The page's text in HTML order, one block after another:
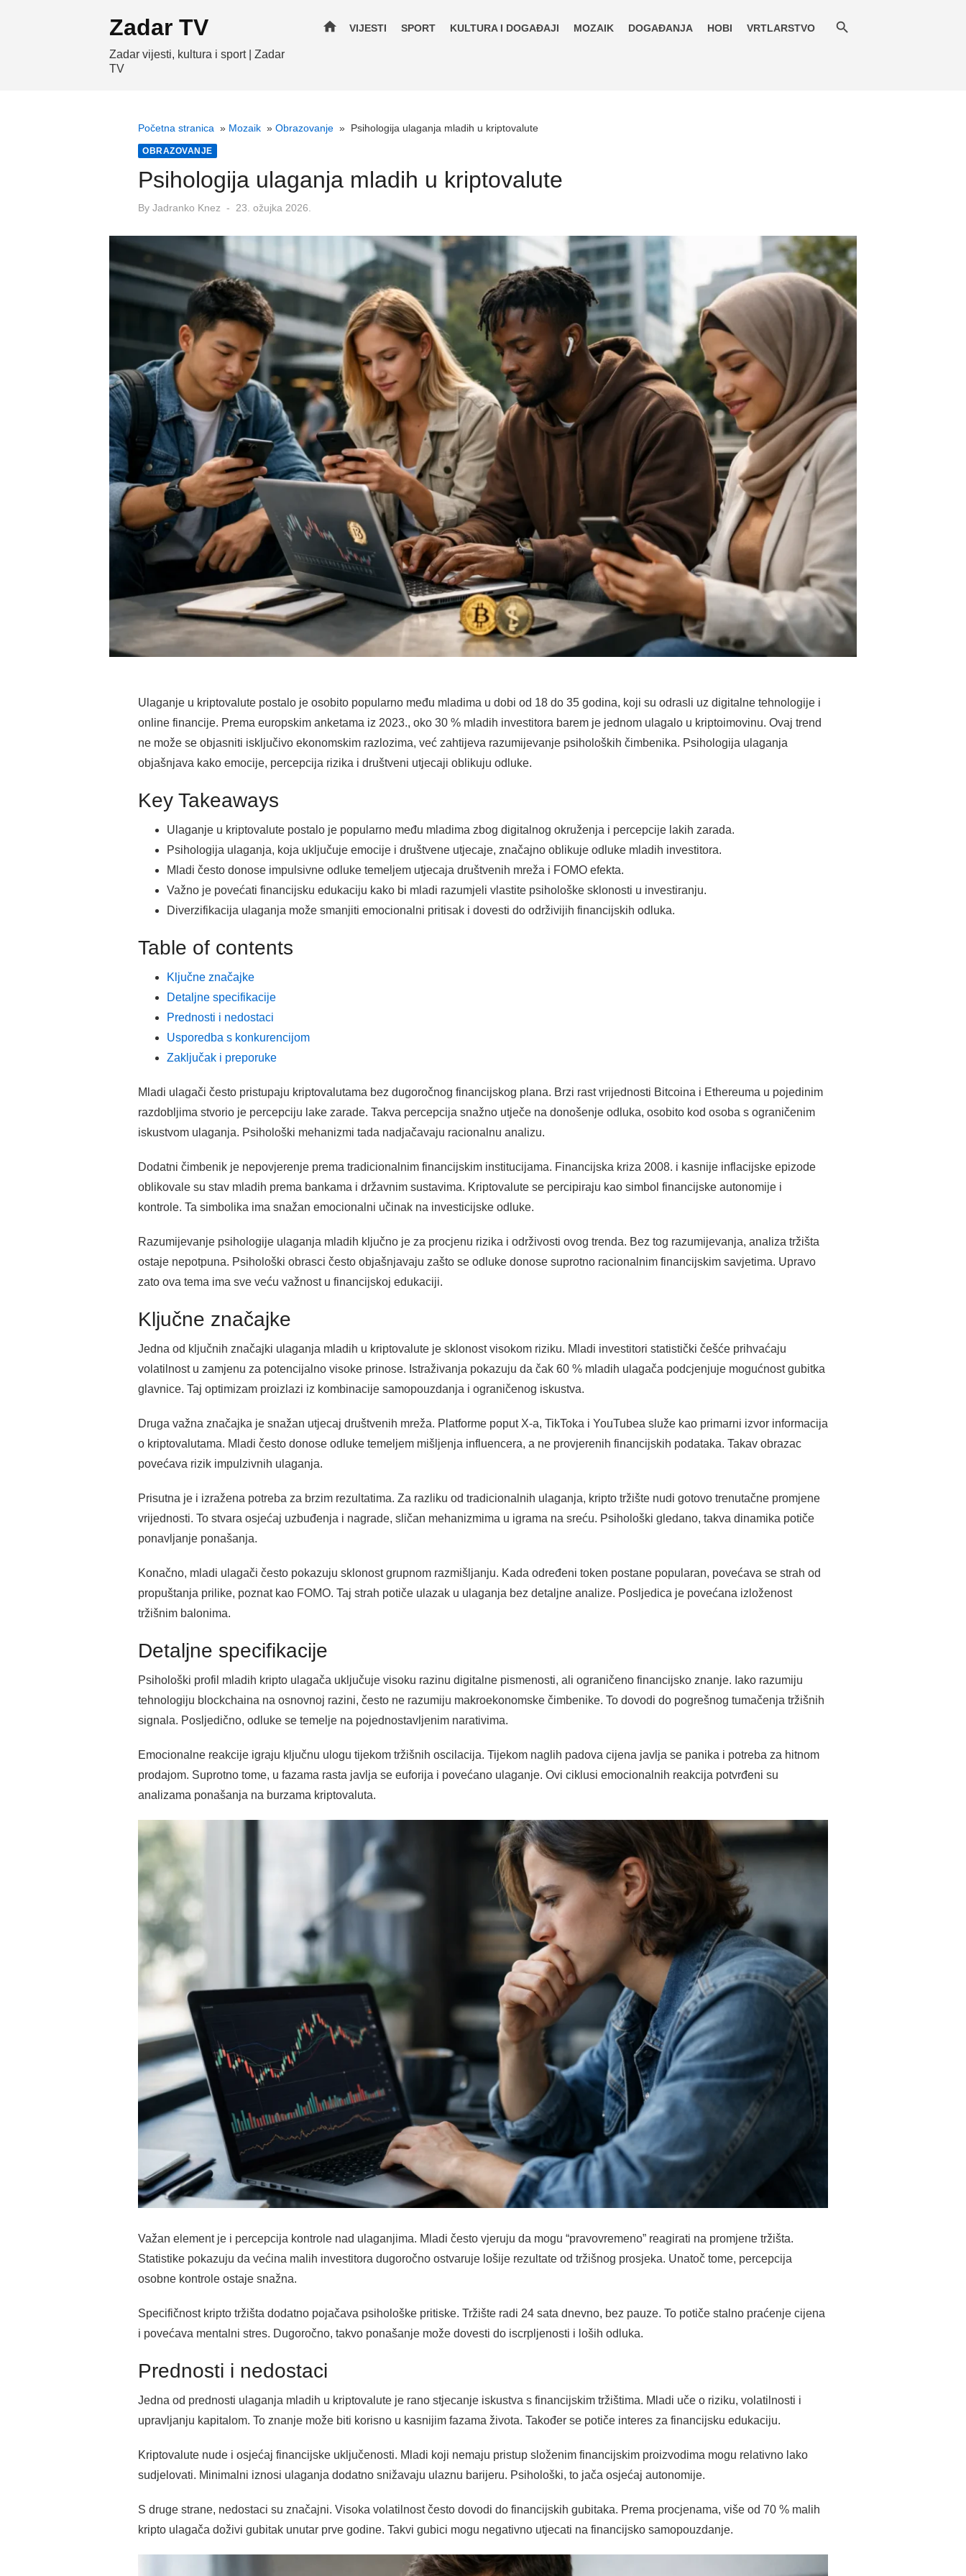
Zadar TV
Zadar vijesti, kultura i sport | Zadar
TV
home VIJESTI SPORT KULTURA I DOGAĐAJI MOZAIK DOGAĐANJA HOBI VRTLARSTVO
Početna stranica » Mozaik » Obrazovanje » Psihologija ulaganja mladih u kriptovalute
OBRAZOVANJE
Psihologija ulaganja mladih u kriptovalute
By Jadranko Knez
Posted
23. ožujka 2026.
Ulaganje u kriptovalute postalo je osobito popularno među mladima u dobi od 18 do 35 godina, koji su odrasli uz digitalne tehnologije i
online financije. Prema europskim anketama iz 2023., oko 30 % mladih investitora barem je jednom ulagalo u kriptoimovinu. Ovaj trend
ne može se objasniti isključivo ekonomskim razlozima, već zahtijeva razumijevanje psiholoških čimbenika. Psihologija ulaganja
objašnjava kako emocije, percepcija rizika i društveni utjecaji oblikuju odluke.
Key Takeaways
Ulaganje u kriptovalute postalo je popularno među mladima zbog digitalnog okruženja i percepcije lakih zarada.
Psihologija ulaganja, koja uključuje emocije i društvene utjecaje, značajno oblikuje odluke mladih investitora.
Mladi često donose impulsivne odluke temeljem utjecaja društvenih mreža i FOMO efekta.
Važno je povećati financijsku edukaciju kako bi mladi razumjeli vlastite psihološke sklonosti u investiranju.
Diverzifikacija ulaganja može smanjiti emocionalni pritisak i dovesti do održivijih financijskih odluka.
Table of contents
Ključne značajke
Detaljne specifikacije
Prednosti i nedostaci
Usporedba s konkurencijom
Zaključak i preporuke
Mladi ulagači često pristupaju kriptovalutama bez dugoročnog financijskog plana. Brzi rast vrijednosti Bitcoina i Ethereuma u pojedinim
razdobljima stvorio je percepciju lake zarade. Takva percepcija snažno utječe na donošenje odluka, osobito kod osoba s ograničenim
iskustvom ulaganja. Psihološki mehanizmi tada nadjačavaju racionalnu analizu.
Dodatni čimbenik je nepovjerenje prema tradicionalnim financijskim institucijama. Financijska kriza 2008. i kasnije inflacijske epizode
oblikovale su stav mladih prema bankama i državnim sustavima. Kriptovalute se percipiraju kao simbol financijske autonomije i
kontrole. Ta simbolika ima snažan emocionalni učinak na investicijske odluke.
Razumijevanje psihologije ulaganja mladih ključno je za procjenu rizika i održivosti ovog trenda. Bez tog razumijevanja, analiza tržišta
ostaje nepotpuna. Psihološki obrasci često objašnjavaju zašto se odluke donose suprotno racionalnim financijskim savjetima. Upravo
zato ova tema ima sve veću važnost u financijskoj edukaciji.
Ključne značajke
Jedna od ključnih značajki ulaganja mladih u kriptovalute je sklonost visokom riziku. Mladi investitori statistički češće prihvaćaju
volatilnost u zamjenu za potencijalno visoke prinose. Istraživanja pokazuju da čak 60 % mladih ulagača podcjenjuje mogućnost gubitka
glavnice. Taj optimizam proizlazi iz kombinacije samopouzdanja i ograničenog iskustva.
Druga važna značajka je snažan utjecaj društvenih mreža. Platforme poput X-a, TikToka i YouTubea služe kao primarni izvor informacija
o kriptovalutama. Mladi često donose odluke temeljem mišljenja influencera, a ne provjerenih financijskih podataka. Takav obrazac
povećava rizik impulzivnih ulaganja.
Prisutna je i izražena potreba za brzim rezultatima. Za razliku od tradicionalnih ulaganja, kripto tržište nudi gotovo trenutačne promjene
vrijednosti. To stvara osjećaj uzbuđenja i nagrade, sličan mehanizmima u igrama na sreću. Psihološki gledano, takva dinamika potiče
ponavljanje ponašanja.
Konačno, mladi ulagači često pokazuju sklonost grupnom razmišljanju. Kada određeni token postane popularan, povećava se strah od
propuštanja prilike, poznat kao FOMO. Taj strah potiče ulazak u ulaganja bez detaljne analize. Posljedica je povećana izloženost
tržišnim balonima.
Detaljne specifikacije
Psihološki profil mladih kripto ulagača uključuje visoku razinu digitalne pismenosti, ali ograničeno financijsko znanje. Iako razumiju
tehnologiju blockchaina na osnovnoj razini, često ne razumiju makroekonomske čimbenike. To dovodi do pogrešnog tumačenja tržišnih
signala. Posljedično, odluke se temelje na pojednostavljenim narativima.
Emocionalne reakcije igraju ključnu ulogu tijekom tržišnih oscilacija. Tijekom naglih padova cijena javlja se panika i potreba za hitnom
prodajom. Suprotno tome, u fazama rasta javlja se euforija i povećano ulaganje. Ovi ciklusi emocionalnih reakcija potvrđeni su
analizama ponašanja na burzama kriptovaluta.
Važan element je i percepcija kontrole nad ulaganjima. Mladi često vjeruju da mogu “pravovremeno” reagirati na promjene tržišta.
Statistike pokazuju da većina malih investitora dugoročno ostvaruje lošije rezultate od tržišnog prosjeka. Unatoč tome, percepcija
osobne kontrole ostaje snažna.
Specifičnost kripto tržišta dodatno pojačava psihološke pritiske. Tržište radi 24 sata dnevno, bez pauze. To potiče stalno praćenje cijena
i povećava mentalni stres. Dugoročno, takvo ponašanje može dovesti do iscrpljenosti i loših odluka.
Prednosti i nedostaci
Jedna od prednosti ulaganja mladih u kriptovalute je rano stjecanje iskustva s financijskim tržištima. Mladi uče o riziku, volatilnosti i
upravljanju kapitalom. To znanje može biti korisno u kasnijim fazama života. Također se potiče interes za financijsku edukaciju.
Kriptovalute nude i osjećaj financijske uključenosti. Mladi koji nemaju pristup složenim financijskim proizvodima mogu relativno lako
sudjelovati. Minimalni iznosi ulaganja dodatno snižavaju ulaznu barijeru. Psihološki, to jača osjećaj autonomije.
S druge strane, nedostaci su značajni. Visoka volatilnost često dovodi do financijskih gubitaka. Prema procjenama, više od 70 % malih
kripto ulagača doživi gubitak unutar prve godine. Takvi gubici mogu negativno utjecati na financijsko samopouzdanje.